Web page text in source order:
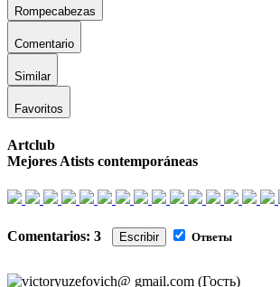
Rompecabezas
Comentario
Similar
Favoritos
Artclub
Mejores Atists contemporáneas
Comentarios: 3 Escribir Ответы